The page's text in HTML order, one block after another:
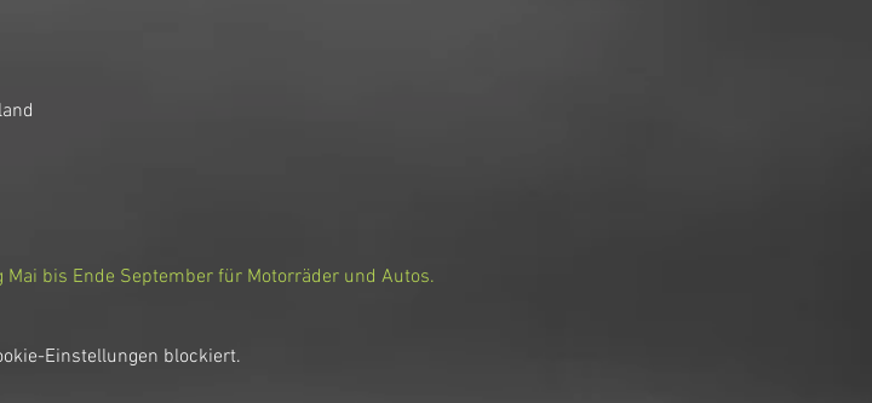
Mai bis Ende September für Motorräder und Autos.
Einstellungen blockiert.